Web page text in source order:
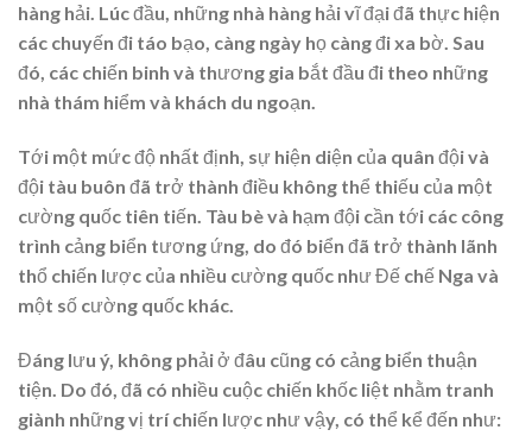
hàng hải. Lúc đầu, những nhà hàng hải vĩ đại đã thực hiện
các chuyến đi táo bạo, càng ngày họ càng đi xa bờ. Sau
đó, các chiến binh và thương gia bắt đầu đi theo những
nhà thám hiểm và khách du ngoạn.
Tới một mức độ nhất định, sự hiện diện của quân đội và
đội tàu buôn đã trở thành điều không thể thiếu của một
cường quốc tiên tiến. Tàu bè và hạm đội cần tới các công
trình cảng biển tương ứng, do đó biển đã trở thành lãnh
thổ chiến lược của nhiều cường quốc như Đế chế Nga và
một số cường quốc khác.
Đáng lưu ý, không phải ở đâu cũng có cảng biển thuận
tiện. Do đó, đã có nhiều cuộc chiến khốc liệt nhằm tranh
giành những vị trí chiến lược như vậy, có thể kể đến như: